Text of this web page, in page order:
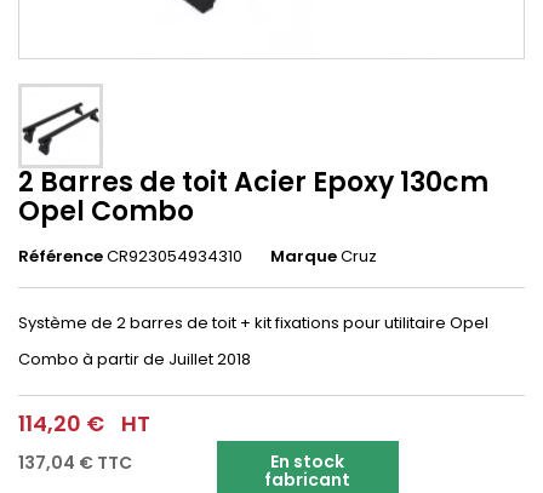
2 Barres de toit Acier Epoxy 130cm
Opel Combo
RéférenceCR923054934310 MarqueCruz
Système de 2 barres de toit + kit fixations pour utilitaire Opel
Combo à partir de Juillet 2018
114,20 € HT
137,04 € TTC En stock
fabricant